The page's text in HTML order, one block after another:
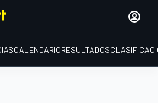
CALENDARIORESULTADOS